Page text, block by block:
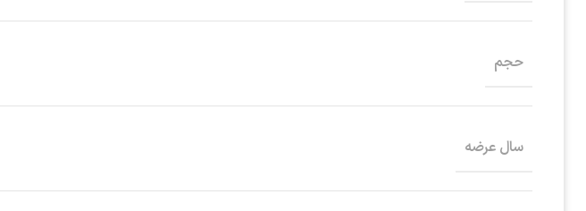
حجم
سال عرضه